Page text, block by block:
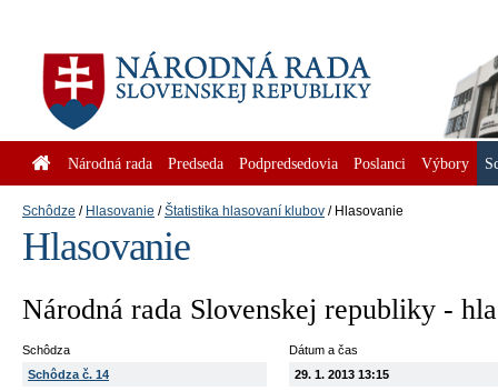
Národná rada Predseda Podpredsedovia Poslanci Výbory
Schôdze Hlasovanie Štatistika hlasovaní klubov Hlasovanie
Hlasovanie
Národná rada Slovenskej republiky -
Schôdza
Schôdza č. 14
Dátum a čas
29. 1. 2013 13:15